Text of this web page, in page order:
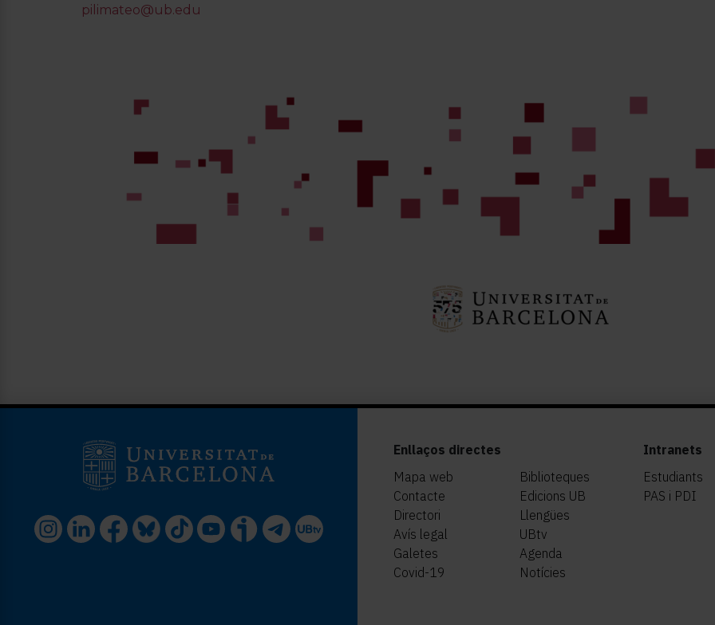
pilimateo@ub.edu
Enllaços directes
Mapa web
Biblioteques
Contacte
Edicions UB
Directori
Llengües
Avís legal
UBtv
Galetes
Agenda
Covid-19
Notícies
Intranets
Estudiants
PAS i PDI